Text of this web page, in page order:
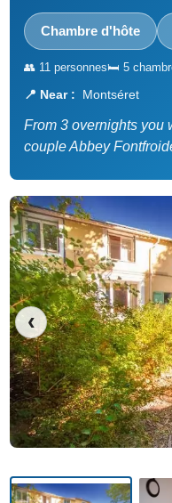
Chambre d'hôte
👥 11 personnes🛏️ 5
📍 Near : Montséret
From 3 overnights you
couple Abbey
‹